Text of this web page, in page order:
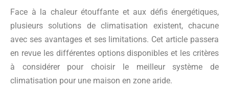
Face à la chaleur étouffante et aux défis énergétiques,
plusieurs solutions de climatisation existent, chacune
avec ses avantages et ses limitations. Cet article passera
en revue les différentes options disponibles et les critères
à considérer pour choisir le meilleur système de
climatisation pour une maison en zone aride.